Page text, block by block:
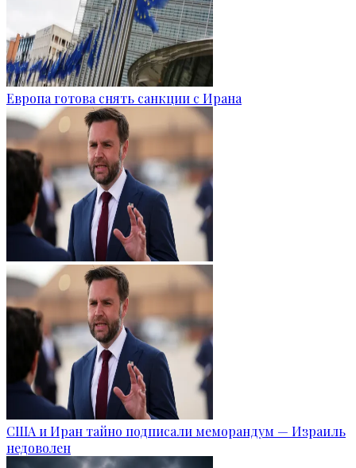
Европа готова снять санкции с Ирана
США и Иран тайно подписали меморандум — Израиль
недоволен